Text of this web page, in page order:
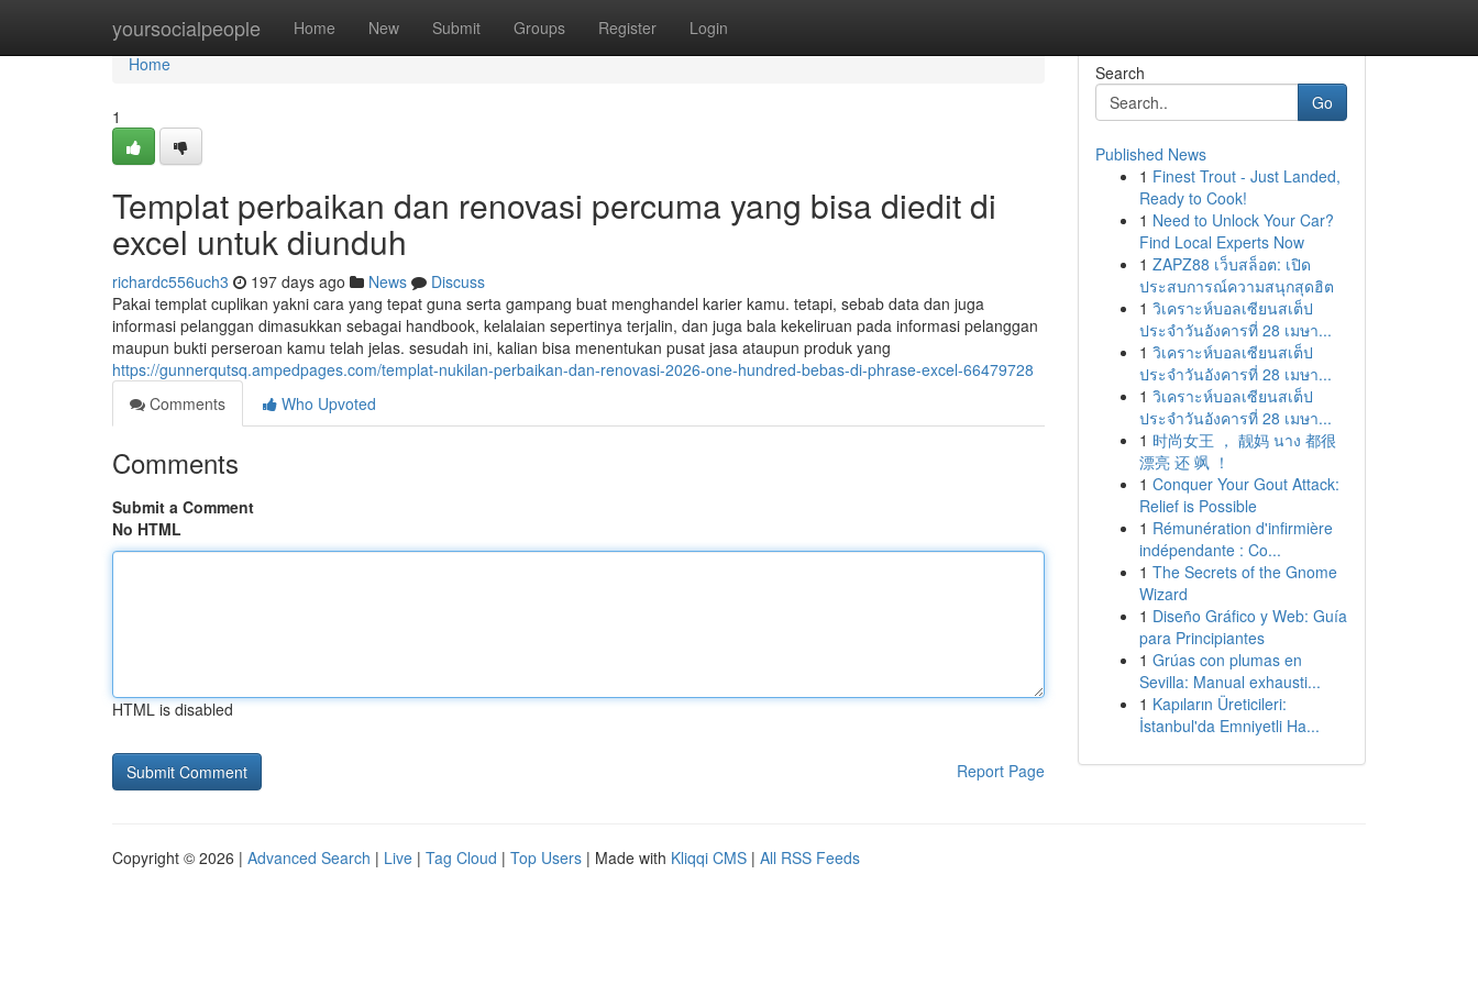
yoursocialpeople Home New Submit Groups Register Login
Home
Home
1
Templat perbaikan dan renovasi percuma yang bisa diedit di
excel untuk diunduh
richardc556uch3 197 days ago News
Discuss
Pakai templat cuplikan yakni cara yang tepat guna serta gampang buat menghandel karier kamu. tetapi, sebab data dan juga
informasi pelanggan dimasukkan sebagai handbook, kelalaian sepertinya terjalin, dan juga bala kekeliruan pada informasi pelanggan
maupun bukti perseroan kamu telah jelas. sesudah ini, kalian bisa menentukan pusat jasa ataupun produk yang
https://gunnerqutsq.ampedpages.com/templat-nukilan-perbaikan-dan-renovasi-2026-one-hundred-bebas-di-phrase-excel-66479728
Comments
Who Upvoted
Comments
Submit a Comment
No HTML
HTML is disabled
Report Page
Search
Go
Published News
1 Finest Trout - Just Landed,
Ready to Cook!
1 Need to Unlock Your Car?
Find Local Experts Now
1 ZAPZ88 เว็บสล็อต: เปิด
ประสบการณ์ความสนุกสุดฮิต
1 วิเคราะห์บอลเซียนสเต็ป
ประจำวันอังคารที่ 28 เมษา...
1 วิเคราะห์บอลเซียนสเต็ป
ประจำวันอังคารที่ 28 เมษา...
1 วิเคราะห์บอลเซียนสเต็ป
ประจำวันอังคารที่ 28 เมษา...
1 时尚女王 ， 靓妈 นาง 都很
漂亮 还 飒 ！
1 Conquer Your Gout Attack:
Relief is Possible
1 Rémunération d'infirmière
indépendante : Co...
1 The Secrets of the Gnome
Wizard
1 Diseño Gráfico y Web: Guía
para Principiantes
1 Grúas con plumas en
Sevilla: Manual exhausti...
1 Kapıların Üreticileri:
İstanbul'da Emniyetli Ha...
Copyright © 2026 | Advanced Search | Live | Tag Cloud | Top Users | Made with Kliqqi CMS | All RSS Feeds